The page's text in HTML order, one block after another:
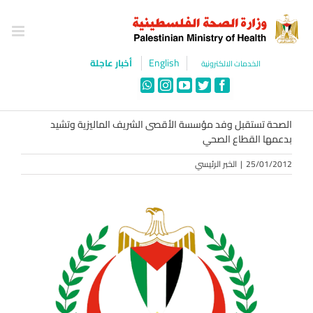
content
الخدمات الالكترونية English أخبار عاجلة
Facebook
Twitter
YouTube
Instagram
WhatsApp
الصحة تستقبل وفد مؤسسة الأقصى الشريف الماليزية وتشيد
بدعمها القطاع الصحي
25/01/2012
| الخبر الرئيسي